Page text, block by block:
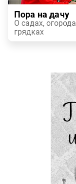
Пора на дачу
О садах,
грядках